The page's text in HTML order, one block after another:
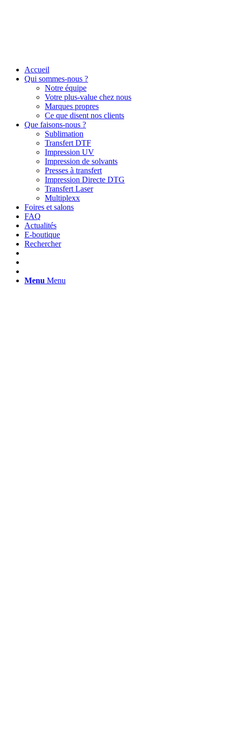
Accueil
Qui sommes-nous ?
Notre équipe
Votre plus-value chez nous
Marques propres
Ce que disent nos clients
Que faisons-nous ?
Sublimation
Transfert DTF
Impression UV
Impression de solvants
Presses à transfert
Impression Directe DTG
Transfert Laser
Multiplexx
Foires et salons
FAQ
Actualités
E-boutique
Rechercher
Menu Menu